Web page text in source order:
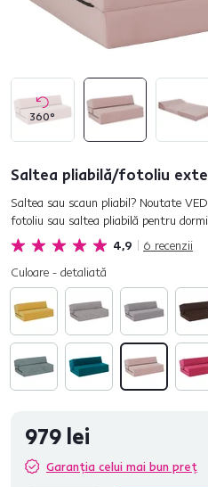
360°
Saltea pliabilă/fotoliu
4,9 6 recenzii
Saltea sau scaun pliabil? Noutate
fotoliu sau saltea pliabilă pentru
realizat din spumă poliuretanică, care
Culoare - detaliată
979 lei
Garanția celui mai bun preț